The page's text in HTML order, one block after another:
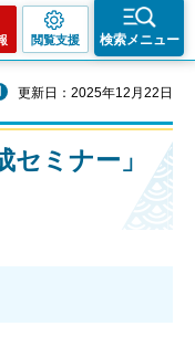
閲覧支援 検索メニュー
更新日：2025年12月22日
セミナー」